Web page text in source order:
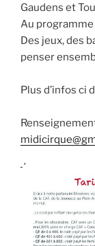
Gaudens et
Au programme
Des jeux, des
penser
Plus d’infos ci